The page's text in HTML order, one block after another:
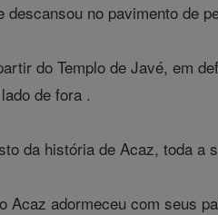
descansou no pavimento de
do Templo de Javé, em
de fora .
da história de Acaz, toda a
Acaz adormeceu com seus